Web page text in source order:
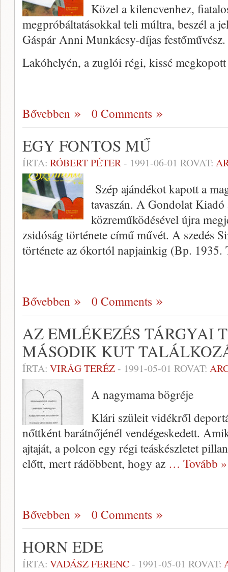
Közel a kilencvenhez,
megpróbáltatásokkal teli múltra, beszél a
Gáspár Anni Munkácsy-díjas festőművész.
Lakóhelyén, a zuglói régi, kissé
Bővebben 0 Comments
EGY FONTOS MŰ
ÍRTA: RÓBERT PÉTER- 1991-06-01 ROVAT:
Szép ajándékot kapott a
tavaszán. A Gondolat
közreműködésével újra
zsidóság története című művét. A szedés
története az ókortól napjainkig (Bp.
Bővebben 0 Comments
AZ EMLÉKEZÉS TÁRGYAI
MÁSODIK KUT
ÍRTA: VIRÁG TERÉZ- 1991-05-01 ROVAT:
A nagymama bögréje
Klári szüleit vidékről
nőttként barátnőjénél vendégeske­dett.
ajtaját, a polcon egy régi teáskészletet
előtt, mert rádöbbent, hogy az … Tovább »
Bővebben 0 Comments
HORN EDE
ÍRTA: VADÁSZ FERENC- 1991-05-01 ROVAT: